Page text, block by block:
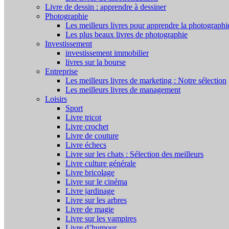
Livre de dessin : apprendre à dessiner
Photographie
Les meilleurs livres pour apprendre la
Les plus beaux livres de photographie
Investissement
investissement immobilier
livres sur la bourse
Entreprise
Les meilleurs livres de marketing : Notre sélection
Les meilleurs livres de management
Loisirs
Sport
Livre tricot
Livre crochet
Livre de couture
Livre échecs
Livre sur les chats : Sélection des meilleurs
Livre culture générale
Livre bricolage
Livre sur le cinéma
Livre jardinage
Livre sur les arbres
Livre de magie
Livre sur les vampires